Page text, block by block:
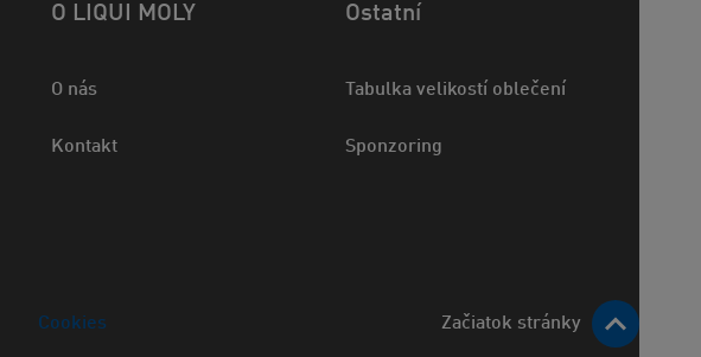
O LIQUI MOLY
O nás
Kontakt
Ostatní
Tabulka velikostí oblečení
Sponzoring
Začiatok stránky
Cookies